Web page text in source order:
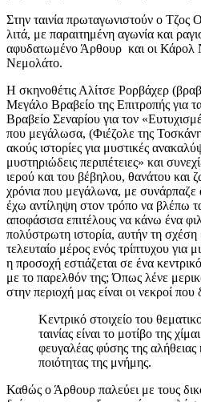
Στην ταινία πρωταγωνιστούν ο Τζος
λιτά, με παραιτημένη αγωνία και
αφυδατωμένο Άρθουρ και οι Κάρολ
Νεμολάτο.
Η σκηνοθέτις Αλίτσε Ρορβάχερ
Μεγάλο Βραβείο της Επιτροπής για
Βραβείο Σεναρίου για τον
που μεγάλωσα, (Φιέζολε της
ακούς ιστορίες για μυστικές
μυστηριώδεις περιπέτειες» και
ιερού και του βέβηλου, θανάτου και
χρόνια που μεγάλωνα, με συνάρπαζε
έχω αντίληψη στον τρόπο να βλέπω
αποφάσισα επιτέλους να κάνω ένα
πολύστρωτη ιστορία, αυτήν τη
τελευταίο μέρος ενός τρίπτυχου για
η προσοχή εστιάζεται σε ένα
με το παρελθόν της; Όπως λένε
στην περιοχή μας είναι οι νεκροί που
Κεντρικό στοιχείο του
ταινίας είναι το μοτίβο της
φευγαλέας φύσης της αλήθειας
ποιότητας της μνήμης.
Καθώς ο Άρθουρ παλεύει με τους